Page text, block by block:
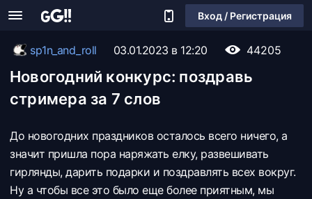
Вход / Регистрация
sp1n_and_roll 03.01.2023 в 12:20 44205
Новогодний конкурс: поздравь
стримера за 7 слов
До новогодних праздников осталось всего ничего, а
значит пришла пора наряжать елку, развешивать
гирлянды, дарить подарки и поздравлять всех вокруг.
Ну а чтобы все это было еще более приятным, мы